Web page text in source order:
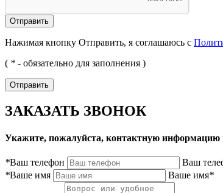
Нажимая кнопку Отправить, я соглашаюсь с
( * - обязательно для заполнения )
ЗАКАЗАТЬ ЗВОНОК
Укажите, пожалуйста, контактную
*Ваш телефон Ваш
*Ваше имя Ваше имя*